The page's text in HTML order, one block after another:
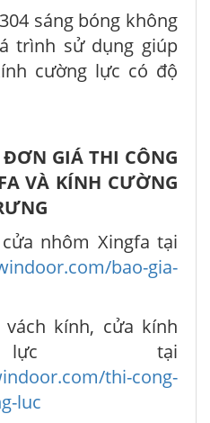
sáng bóng không
trình sử dụng giúp
cường lực có độ
GIÁ THI CÔNG
VÀ KÍNH CƯỜNG
nhôm Xingfa tại
bao-gia-
kính, cửa kính
lực tại
thi-cong-
luc